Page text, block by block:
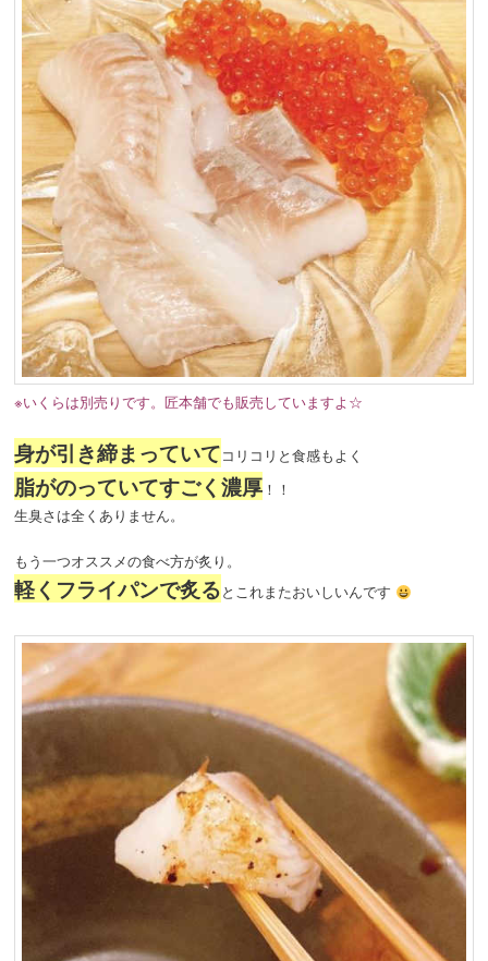
※いくらは別売りです。匠本舗でも販売していますよ☆
身が引き締まっていてコリコリと食感もよく
脂がのっていてすごく濃厚 ！！
生臭さは全くありません。
もう一つオススメの食べ方が炙り。
軽くフライパンで炙るとこれまたおいしいんです